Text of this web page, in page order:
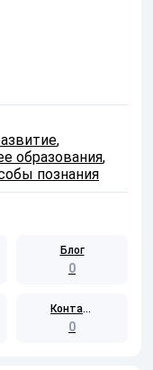
,
образования,
познания
Блог
0
Контакты
0